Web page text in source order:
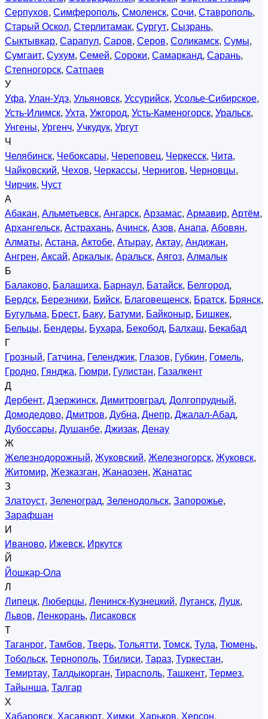
Серпухов, Симферополь, Смоленск, Сочи, Ставрополь,
Старый Оскол, Стерлитамак, Сургут, Сызрань,
Сыктывкар, Сарапул, Саров, Серов, Соликамск, Сумы,
Сумгаит, Сухум, Семей, Сороки, Самарканд, Сарань,
Степногорск, Сатпаев
У
Уфа, Улан-Удэ, Ульяновск, Уссурийск, Усолье-Сибирское,
Усть-Илимск, Ухта, Ужгород, Усть-Каменогорск, Уральск,
Унгены, Ургенч, Учкудук, Ургут
Ч
Челябинск, Чебоксары, Череповец, Черкесск, Чита,
Чайковский, Чехов, Черкассы, Чернигов, Черновцы,
Чирчик, Чуст
А
Абакан, Альметьевск, Ангарск, Арзамас, Армавир, Артём,
Архангельск, Астрахань, Ачинск, Азов, Анапа, Абовян,
Алматы, Астана, Актобе, Атырау, Актау, Андижан,
Ангрен, Аксай, Аркалык, Аральск, Аягоз, Алмалык
Б
Балаково, Балашиха, Барнаул, Батайск, Белгород,
Бердск, Березники, Бийск, Благовещенск, Братск, Брянск,
Бугульма, Брест, Баку, Батуми, Байконыр, Бишкек,
Бельцы, Бендеры, Бухара, Бекобод, Балхаш, Бекабад
Г
Грозный, Гатчина, Геленджик, Глазов, Губкин, Гомель,
Гродно, Гянджа, Гюмри, Гулистан, Газалкент
Д
Дербент, Дзержинск, Димитровград, Долгопрудный,
Домодедово, Дмитров, Дубна, Днепр, Джалал-Абад,
Дубоссары, Душанбе, Джизак, Денау
Ж
Железнодорожный, Жуковский, Железногорск, Жуковск,
Житомир, Жезказган, Жанаозен, Жанатас
З
Златоуст, Зеленоград, Зеленодольск, Запорожье,
Зарафшан
И
Иваново, Ижевск, Иркутск
Й
Йошкар-Ола
Л
Липецк, Люберцы, Ленинск-Кузнецкий, Луганск, Луцк,
Львов, Ленкорань, Лисаковск
Т
Таганрог, Тамбов, Тверь, Тольятти, Томск, Тула, Тюмень,
Тобольск, Тернополь, Тбилиси, Тараз, Туркестан,
Темиртау, Талдыкорган, Тирасполь, Ташкент, Термез,
Тайынша, Талгар
Х
Хабаровск, Хасавюрт, Химки, Харьков, Херсон,